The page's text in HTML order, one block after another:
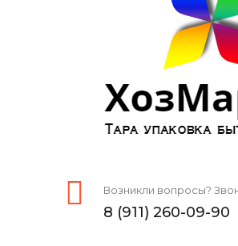
Возникли вопросы?
8 (911) 260-09-90